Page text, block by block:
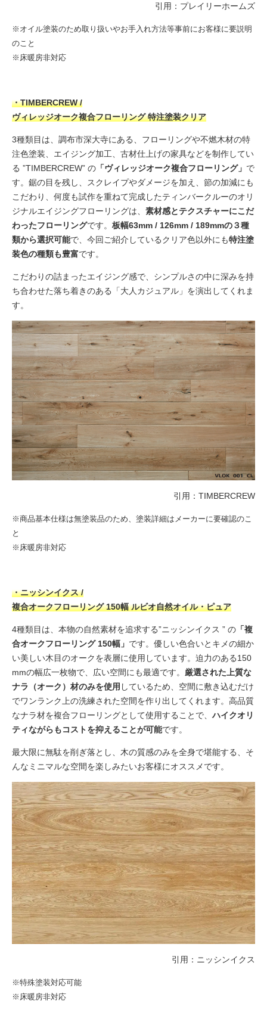
引用： プレイリーホームズ
※オイル塗装のため取り扱いやお手入れ方法等事前にお客様に要説明
のこと
※床暖房非対応
・TIMBERCREW /
ヴィレッジオーク複合フローリング 特注塗装クリア
3種類目は、調布市深大寺にある、フローリングや不燃木材の特
注色塗装、エイジング加工、古材仕上げの家具などを制作してい
る ”TIMBERCREW” の 「ヴィレッジオーク複合フローリング」 で
す。鋸の目を残し、スクレイプやダメージを加え、節の加減にも
こだわり、何度も試作を重ねて完成したティンバークルーのオリ
ジナルエイジングフローリングは、 素材感とテクスチャーにこだ
わったフローリングです。 板幅63mm / 126mm / 189mmの３種
類から選択可能で、今回ご紹介しているクリア色以外にも特注塗
装色の種類も豊富です。
こだわりの詰まったエイジング感で、シンプルさの中に深みを持
ち合わせた落ち着きのある「大人カジュアル」を演出してくれま
す。
引用： TIMBERCREW
※商品基本仕様は無塗装品のため、塗装詳細はメーカーに要確認のこ
と
※床暖房非対応
・ニッシンイクス /
複合オークフローリング 150幅 ルビオ自然オイル・ピュア
4種類目は、本物の自然素材を追求する”ニッシンイクス ” の 「複
合オークフローリング 150幅」 です。優しい色合いとキメの細か
い美しい木目のオークを表層に使用しています。迫力のある150
mmの幅広一枚物で、広い空間にも最適です。 厳選された上質な
ナラ（オーク）材のみを使用 しているため、空間に敷き込むだけ
でワンランク上の洗練された空間を作り出してくれます。高品質
なナラ材を複合フローリングとして使用することで、ハイクオリ
ティながらもコストを抑えることが可能です。
最大限に無駄を削ぎ落とし、木の質感のみを全身で堪能する、そ
んなミニマルな空間を楽しみたいお客様にオススメです。
引用： ニッシンイクス
※特殊塗装対応可能
※床暖房非対応